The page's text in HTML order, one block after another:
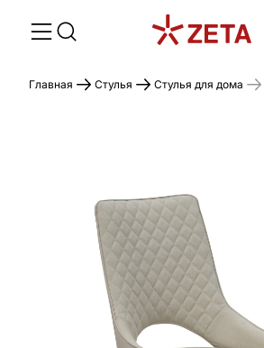
Главная Стулья Стулья для дома